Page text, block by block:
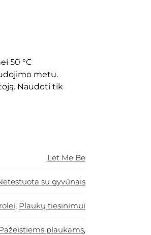
50 °C
metu.
Naudoti tik
Let Me Be
su gyvūnais
, Plaukų tiesinimui
plaukams,